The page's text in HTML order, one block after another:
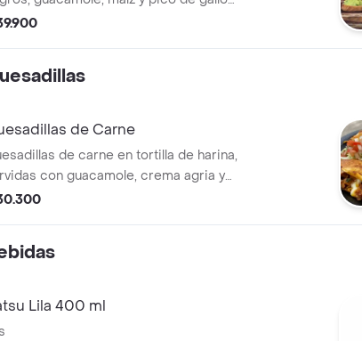
de harina.
de Carne
de carne en tortilla de harina,
con guacamole, crema agria y
de gallo. Incluye opción de elegir 2
Lila 400 ml